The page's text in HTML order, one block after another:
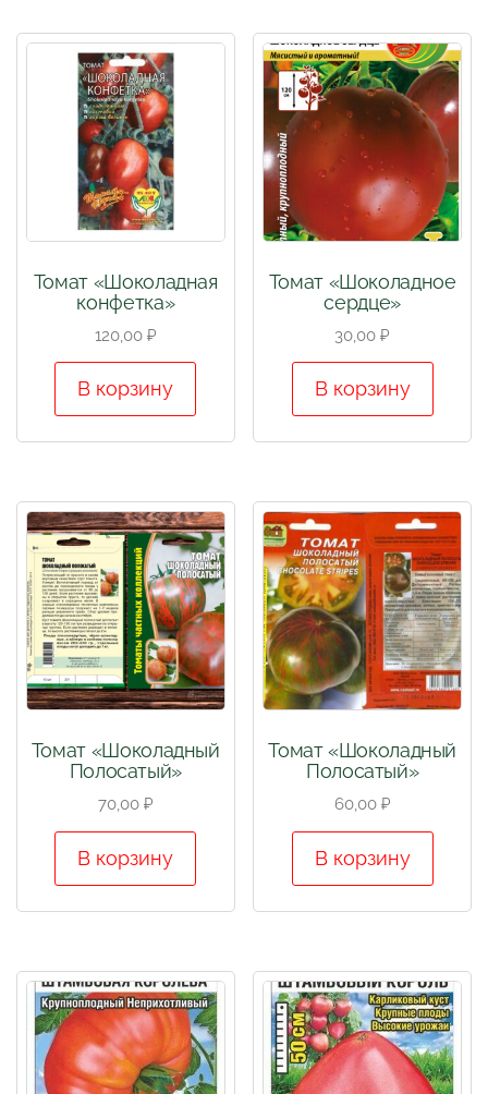
Томат «Шоколадная
конфетка»
120,00 ₽
В корзину
Томат «Шоколадное
сердце»
30,00₽
В корзину
Томат «Шоколадный
Полосатый»
70,00 ₽
В корзину
Томат «Шоколадный
Полосатый»
60,00 ₽
В корзину